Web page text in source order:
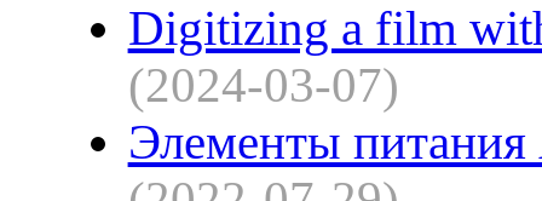
Digitizing a film
(2024-03-07)
Элементы